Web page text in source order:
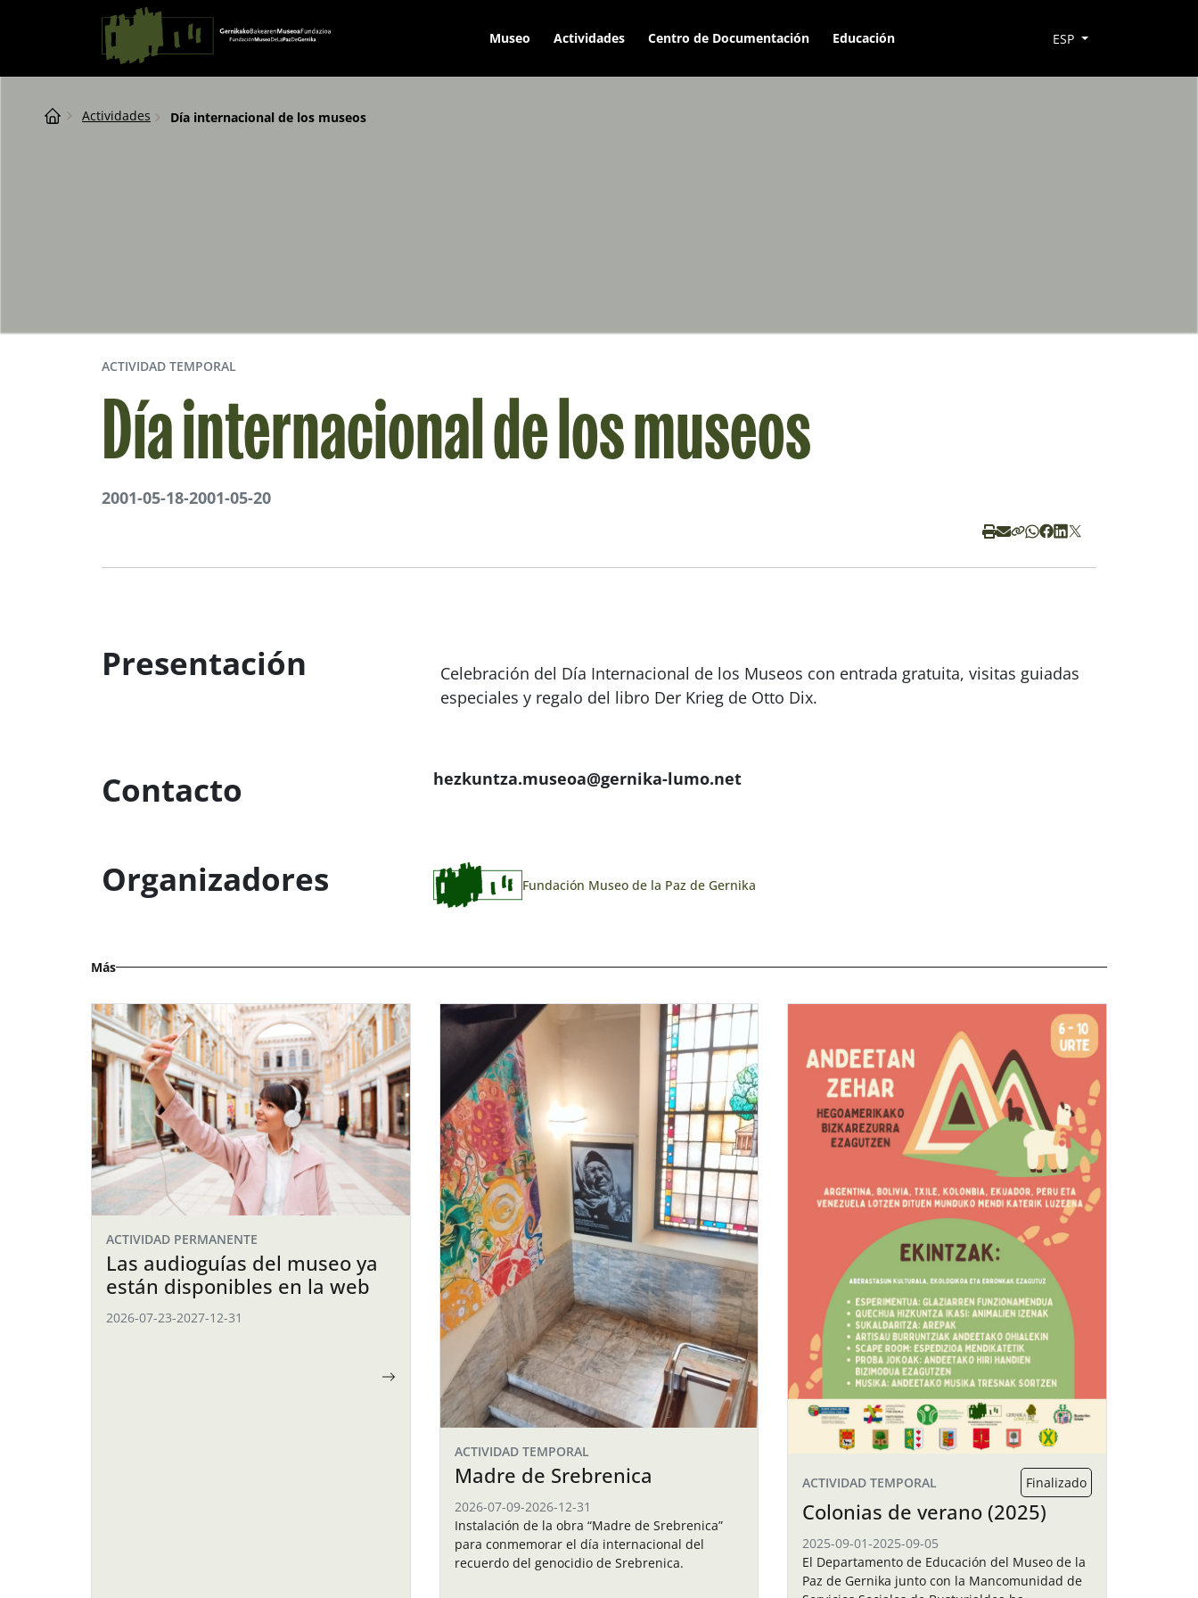
Saltar al contingut
Navegación principal
Museo Actividades Centro de Documentación Educación ESP
Breadcrumb
Actividades Día internacional de los museos
ACTIVIDAD TEMPORAL
Día internacional de los museos
2001-05-18-2001-05-20
Presentación
Celebración del Día Internacional de los Museos con entrada gratuita, visitas guiadas
especiales y regalo del libro Der Krieg de Otto Dix.
Contacto hezkuntza.museoa@gernika-lumo.net
Organizadores Fundación Museo de la Paz de Gernika
Más
ACTIVIDAD PERMANENTE
Las audioguías del museo ya
están disponibles en la web
2026-07-23-2027-12-31
ACTIVIDAD TEMPORAL
Madre de Srebrenica
2026-07-09-2026-12-31
Instalación de la obra “Madre de Srebrenica”
para conmemorar el día internacional del
recuerdo del genocidio de Srebrenica.
ACTIVIDAD TEMPORAL Finalizado
Colonias de verano (2025)
2025-09-01-2025-09-05
El Departamento de Educación del Museo de la
Paz de Gernika junto con la Mancomunidad de